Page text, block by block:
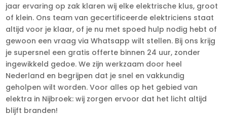
jaar ervaring op zak klaren wij elke elektrische klus, groot
of klein. Ons team van gecertificeerde elektriciens staat
altijd voor je klaar, of je nu met spoed hulp nodig hebt of
gewoon een vraag via Whatsapp wilt stellen. Bij ons krijg
je supersnel een gratis offerte binnen 24 uur, zonder
ingewikkeld gedoe. We zijn werkzaam door heel
Nederland en begrijpen dat je snel en vakkundig
geholpen wilt worden. Voor alles op het gebied van
elektra in Nijbroek: wij zorgen ervoor dat het licht altijd
blijft branden!